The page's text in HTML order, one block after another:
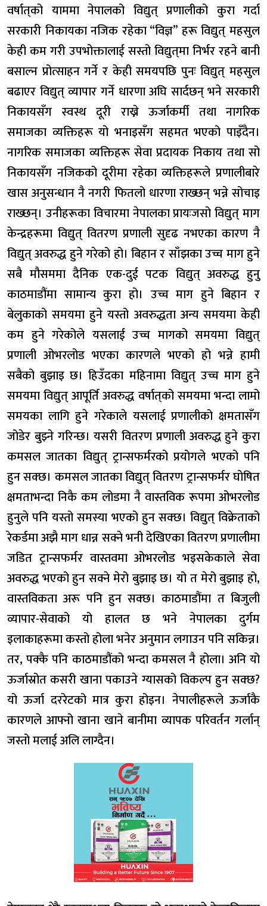
वर्षात्‌को याममा नेपालको विद्युत् प्रणालीको कुरा गर्दा
सरकारी निकायका नजिक रहेका “विज्ञ” हरू विद्युत् महसुल
केही कम गरी उपभोक्तालाई सस्तो विद्युत्‌मा निर्भर रहने बानी
बसाल्न प्रोत्साहन गर्ने र केही समयपछि पुनः विद्युत् महसुल
बढाएर विद्युत् व्यापार गर्ने धारणा अघि सार्दछन् भने सरकारी
निकायसँग स्वस्थ दूरी राख्ने ऊर्जाकर्मी तथा नागरिक
समाजका व्यक्तिहरू यो भनाइसँग सहमत भएको पाइँदैन।
नागरिक समाजका व्यक्तिहरू सेवा प्रदायक निकाय तथा सो
निकायसँग नजिकको दूरीमा रहेका व्यक्तिहरूले प्रणालीबारे
खास अनुसन्धान नै नगरी फितलो धारणा राख्छन् भन्ने सोचाइ
राख्छन्। उनीहरूका विचारमा नेपालका प्रायःजसो विद्युत् माग
केन्द्रहरूमा विद्युत् वितरण प्रणाली सुदृढ नभएका कारण नै
विद्युत् अवरुद्ध हुने गरेको हो। बिहान र साँझका उच्च माग हुने
सबै मौसममा दैनिक एक-दुई पटक विद्युत् अवरुद्ध हुनु
काठमाडौंमा सामान्य कुरा हो। उच्च माग हुने बिहान र
बेलुकाको समयमा हुने यस्तो अवरुद्धता अन्य समयमा केही
कम हुने गरेकोले यसलाई उच्च मागको समयमा विद्युत्
प्रणाली ओभरलोड भएका कारणले भएको हो भन्ने हामी
सबैको बुझाइ छ। हिउँदका महिनामा विद्युत् उच्च माग हुने
समयमा विद्युत् आपूर्ति अवरुद्ध वर्षात्‌को समयमा भन्दा लामो
समयका लागि हुने गरेकाले यसलाई प्रणालीको क्षमतासँग
जोडेर बुझ्ने गरिन्छ। यसरी वितरण प्रणाली अवरुद्ध हुने कुरा
कमसल जातका विद्युत् ट्रान्सफर्मरको प्रयोगले भएको पनि
हुन सक्छ। कमसल जातका विद्युत् वितरण ट्रान्सफर्मर घोषित
क्षमताभन्दा निकै कम लोडमा नै वास्तविक रूपमा ओभरलोड
हुनुले पनि यस्तो समस्या भएको हुन सक्छ। विद्युत् विक्रेताको
रेकर्डमा अझै माग धान्न सक्ने भनी देखिएका वितरण प्रणालीमा
जडित ट्रान्सफर्मर वास्तवमा ओभरलोड भइसकेकाले सेवा
अवरुद्ध भएको हुन सक्ने मेरो बुझाइ छ। यो त मेरो बुझाइ हो,
वास्तविकता अरू पनि हुन सक्छ। काठमाडौंमा त बिजुली
व्यापार-सेवाको यो हालत छ भने नेपालका दुर्गम
इलाकाहरूमा कस्तो होला भनेर अनुमान लगाउन पनि सकिन्न।
तर, पक्कै पनि काठमाडौंको भन्दा कमसल नै होला। अनि यो
ऊर्जास्रोत कसरी खाना पकाउने ग्यासको विकल्प हुन सक्छ?
यो ऊर्जा दररेटको मात्र कुरा होइन। नेपालीहरूले ऊर्जाकै
कारणले आफ्नो खाना खाने बानीमा व्यापक परिवर्तन गर्लान्
जस्तो मलाई अलि लाग्दैन।